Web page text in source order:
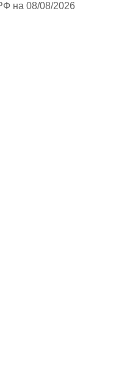
на 08/08/2026